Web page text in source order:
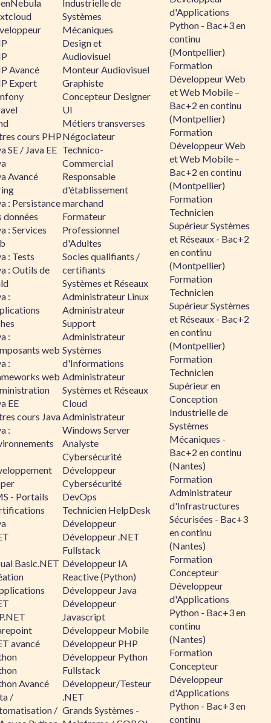
Avancé
Expert
cours PHP
SE / Java EE
Avancé
: Persistance
données
: Services
: Tests
: Outils de
:
:
web
:
web
EE
cours Java
:
- Portails
Basic.NET
avancé
Avancé
/
/
Industrielle de
Systèmes
Mécaniques
Design et
Audiovisuel
Monteur Audiovisuel
Graphiste
Concepteur Designer
UI
Métiers transverses
Négociateur
Technico-
Commercial
Responsable
d'établissement
marchand
Formateur
Professionnel
d'Adultes
Socles qualifiants /
certifiants
Systèmes et Réseaux
Administrateur Linux
Administrateur
Support
Administrateur
Systèmes
d'Informations
Administrateur
Systèmes et Réseaux
Cloud
Administrateur
Windows Server
Analyste
Cybersécurité
Développeur
Cybersécurité
DevOps
Technicien HelpDesk
Développeur
Développeur .NET
Fullstack
Développeur IA
Reactive (Python)
Développeur Java
Développeur
Javascript
Développeur Mobile
Développeur PHP
Développeur Python
Fullstack
Développeur/Testeur
.NET
Grands Systèmes -
d'Applications
Python - Bac+3 en
continu
(Montpellier)
Formation
Développeur Web
et Web Mobile –
Bac+2 en continu
(Montpellier)
Formation
Développeur Web
et Web Mobile –
Bac+2 en continu
(Montpellier)
Formation
Technicien
Supérieur Systèmes
et Réseaux - Bac+2
en continu
(Montpellier)
Formation
Technicien
Supérieur Systèmes
et Réseaux - Bac+2
en continu
(Montpellier)
Formation
Technicien
Supérieur en
Conception
Industrielle de
Systèmes
Mécaniques -
Bac+2 en continu
(Nantes)
Formation
Administrateur
d'Infrastructures
Sécurisées - Bac+3
en continu
(Nantes)
Formation
Concepteur
Développeur
d'Applications
Python - Bac+3 en
continu
(Nantes)
Formation
Concepteur
Développeur
d'Applications
Python - Bac+3 en
continu